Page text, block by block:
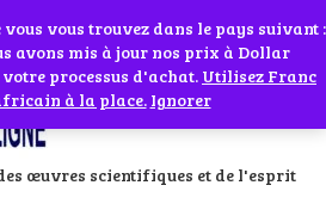
en cliquant sur l'icône en face
œuvres scientifiques et de l'esprit
Contactez-nous par WhatsApp au
95 33 60 26Ignorer
vous trouvez dans le pays suivant :
avons mis à jour nos prix à Dollar
processus d'achat. Utilisez Franc
à la place. Ignorer